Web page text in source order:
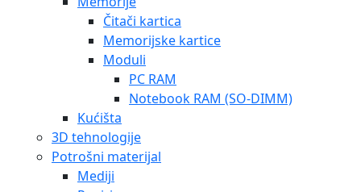
Čitači kartica
Memorijske kartice
Moduli
PC RAM
Notebook RAM (SO-DIMM)
Kućišta
3D tehnologije
Potrošni materijal
Mediji